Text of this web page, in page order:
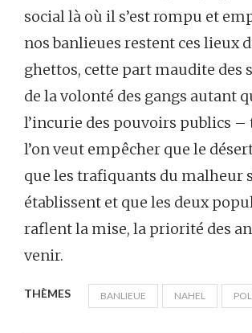
social là où il s’est rompu et
nos banlieues restent ces lieux
ghettos, cette part maudite des
de la volonté des gangs autant
l’incurie des pouvoirs publics –
l’on veut empêcher que le
que les trafiquants du malheur
établissent et que les deux
raflent la mise, la priorité des
venir.
THÈMES BANLIEUE NAHEL